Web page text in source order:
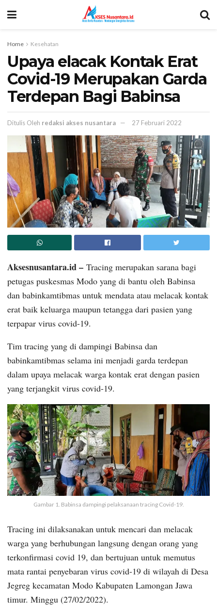
Home Kesehatan
Upaya elacak Kontak Erat
Covid-19 Merupakan Garda
Terdepan Bagi Babinsa
Ditulis Oleh redaksi akses nusantara 27 Februari 2022
Aksesnusantara.id – Tracing merupakan sarana bagi
petugas puskesmas Modo yang di bantu oleh Babinsa
dan babinkamtibmas untuk mendata atau melacak kontak
erat baik keluarga maupun tetangga dari pasien yang
terpapar virus covid-19.
Tim tracing yang di dampingi Babinsa dan
babinkamtibmas selama ini menjadi garda terdepan
dalam upaya melacak warga kontak erat dengan pasien
yang terjangkit virus covid-19.
Gambar 1. Babinsa dampingi pelaksanaan tracing Covid-19.
Tracing ini dilaksanakan untuk mencari dan melacak
warga yang berhubungan langsung dengan orang yang
terkonfirmasi covid 19, dan bertujuan untuk memutus
mata rantai penyebaran virus covid-19 di wilayah di Desa
Jegreg kecamatan Modo Kabupaten Lamongan Jawa
timur. Minggu (27/02/2022).